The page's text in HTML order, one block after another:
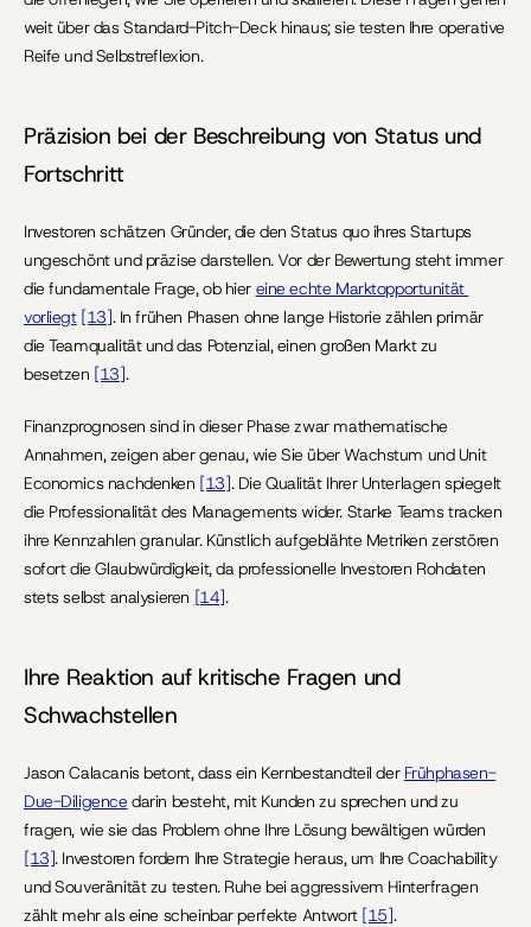
weit über das Standard-Pitch-Deck hinaus; sie testen Ihre operative
Reife und Selbstreflexion.
Präzision bei der Beschreibung von Status und
Fortschritt
Investoren schätzen Gründer, die den Status quo ihres Startups
ungeschönt und präzise darstellen. Vor der Bewertung steht immer
die fundamentale Frage, ob hier eine echte Marktopportunität
vorliegt [13]. In frühen Phasen ohne lange Historie zählen primär
die Teamqualität und das Potenzial, einen großen Markt zu
besetzen [13].
Finanzprognosen sind in dieser Phase zwar mathematische
Annahmen, zeigen aber genau, wie Sie über Wachstum und Unit
Economics nachdenken [13]. Die Qualität Ihrer Unterlagen spiegelt
die Professionalität des Managements wider. Starke Teams tracken
ihre Kennzahlen granular. Künstlich aufgeblähte Metriken zerstören
sofort die Glaubwürdigkeit, da professionelle Investoren Rohdaten
stets selbst analysieren [14].
Ihre Reaktion auf kritische Fragen und
Schwachstellen
Jason Calacanis betont, dass ein Kernbestandteil der Frühphasen-
Due-Diligence darin besteht, mit Kunden zu sprechen und zu
[13]. Investoren fordern Ihre Strategie heraus, um Ihre Coachability
und Souveränität zu testen. Ruhe bei aggressivem Hinterfragen
zählt mehr als eine scheinbar perfekte Antwort [15].